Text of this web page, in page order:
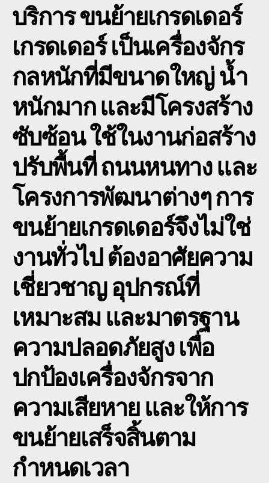
บริการ ขนย้ายเกรดเดอร์
เกรดเดอร์ เป็นเครื่องจักร
กลหนักที่มีขนาดใหญ่ น้ำ
หนักมาก และมีโครงสร้าง
ซับซ้อน ใช้ในงานก่อสร้าง
ปรับพื้นที่ ถนนหนทาง และ
โครงการพัฒนาต่างๆ การ
ขนย้ายเกรดเดอร์จึงไม่ใช่
งานทั่วไป ต้องอาศัยความ
เชี่ยวชาญ อุปกรณ์ที่
เหมาะสม และมาตรฐาน
ความปลอดภัยสูง เพื่อ
ปกป้องเครื่องจักรจาก
ความเสียหาย และให้การ
ขนย้ายเสร็จสิ้นตาม
กำหนดเวลา